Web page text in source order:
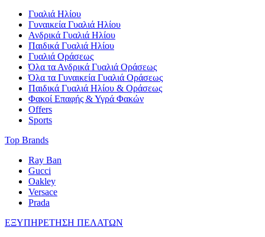
Γυαλιά Ηλίου
Γυναικεία Γυαλιά Ηλίου
Ανδρικά Γυαλιά Ηλίου
Παιδικά Γυαλιά Ηλίου
Γυαλιά Οράσεως
Όλα τα Ανδρικά Γυαλιά Οράσεως
Όλα τα Γυναικεία Γυαλιά Οράσεως
Παιδικά Γυαλιά Ηλίου & Οράσεως
Φακοί Επαφής & Υγρά Φακών
Offers
Sports
Top Brands
Ray Ban
Gucci
Oakley
Versace
Prada
ΕΞΥΠΗΡΕΤΗΣΗ ΠΕΛΑΤΩΝ